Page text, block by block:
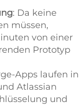
: Da keine
müssen,
von einer
Prototyp
Apps laufen in
Atlassian
und